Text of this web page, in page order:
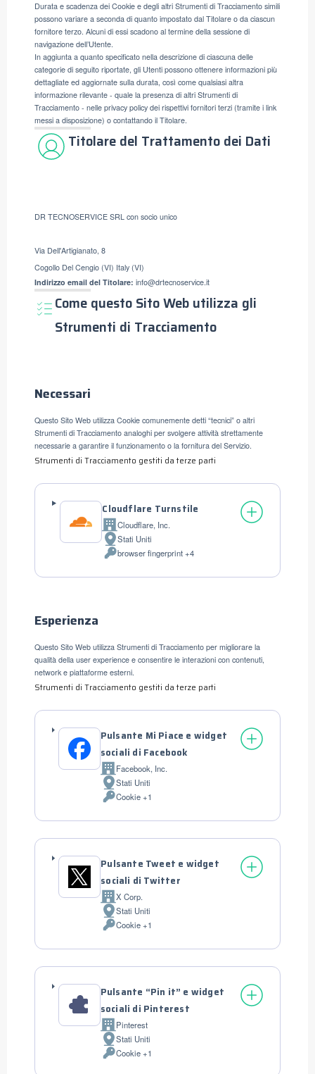
Durata e scadenza dei Cookie e degli altri Strumenti di Tracciamento simili
possono variare a seconda di quanto impostato dal Titolare o da ciascun
fornitore terzo. Alcuni di essi scadono al termine della sessione di
navigazione dell’Utente.
In aggiunta a quanto specificato nella descrizione di ciascuna delle
categorie di seguito riportate, gli Utenti possono ottenere informazioni più
dettagliate ed aggiornate sulla durata, così come qualsiasi altra
informazione rilevante - quale la presenza di altri Strumenti di
Tracciamento - nelle privacy policy dei rispettivi fornitori terzi (tramite i link
messi a disposizione) o contattando il Titolare.
Titolare del Trattamento dei Dati
DR TECNOSERVICE SRL con socio unico
Via Dell'Artigianato, 8
Cogollo Del Cengio (VI) Italy (VI)
Indirizzo email del Titolare: info@drtecnoservice.it
Come questo Sito Web utilizza gli
Strumenti di Tracciamento
Necessari
Questo Sito Web utilizza Cookie comunemente detti “tecnici” o altri
Strumenti di Tracciamento analoghi per svolgere attività strettamente
necessarie a garantire il funzionamento o la fornitura del Servizio.
Strumenti di Tracciamento gestiti da terze parti
Cloudflare Turnstile
Azienda:Cloudflare, Inc.
Luogo
del
Stati Uniti
Datibrowser fingerprint +4
Esperienza
Questo Sito Web utilizza Strumenti di Tracciamento per migliorare la
qualità della user experience e consentire le interazioni con contenuti,
network e piattaforme esterni.
Strumenti di Tracciamento gestiti da terze parti
Pulsante Mi Piace e widget
sociali di Facebook
Azienda:Facebook, Inc.
Luogo
del
Stati Uniti
DatiCookie +1
Pulsante Tweet e widget
sociali di Twitter
Azienda:
X Corp.
Luogo
del
Stati Uniti
DatiCookie +1
Pulsante “Pin it” e widget
sociali di Pinterest
Azienda:Pinterest
Luogo
del
Stati Uniti
DatiCookie +1